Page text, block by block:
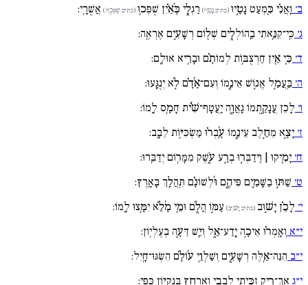
ב׳ וַֽאֲנִ֗י כִּ֖מְעַט נָטָ֣יוּ (כתיב נָטָ֣ויּ) רַגְלָ֑י כְּ֜אַ֗יִן שֻׁפְּכ֥וּ (כתיב שֻׁפְּכֻ֥ה) אֲשֻׁרָֽי:
ג׳ כִּֽי־קִנֵּ֥אתִי בַֽהוֹלְלִ֑ים שְׁל֖וֹם רְשָׁעִ֣ים אֶרְאֶֽה:
ד׳ כִּ֚י אֵ֖ין חַרְצֻבּ֥וֹת לְמוֹתָ֗ם וּבָרִ֥יא אוּלָֽם:
ה׳ בַּֽעֲמַ֣ל אֱנ֣וֹשׁ אֵינֵ֑מוֹ וְעִם־אָ֜דָ֗ם לֹ֣א יְנֻגָּֽעוּ:
ו׳ לָכֵן עֲנָקַ֣תְמוֹ גַֽאֲוָ֑ה יַֽעֲטָף־שִׁ֜֗ית חָמָ֥ס לָֽמוֹ:
ז׳ יָצָ֣א מֵחֵ֣לֶב עֵינֵ֑מוֹ עָֽ֜בְר֗וּ מַשְׂכִּיּ֥וֹת לֵבָֽב:
ח׳ יָמִ֚יקוּ | וִֽידַבְּר֣וּ בְרָ֣ע עֹ֑שֶׁק מִמָּר֥וֹם יְדַבֵּֽרוּ:
ט׳ שַׁתּ֣וּ בַשָּׁמַ֣יִם פִּיהֶ֑ם וּ֜לְשׁוֹנָ֗ם תִּֽהֲלַ֥ךְ בָּאָֽרֶץ:
י׳ לָכֵ֗ן יָשׁ֣וּב (כתיב יָשׁ֣יּב) עַמּ֣וֹ הֲלֹ֑ם וּמֵ֥י מָ֜לֵ֗א יִמָּ֥צוּ לָֽמוֹ:
י״א וְאָֽמְר֗וּ אֵיכָ֥ה יָֽדַע־אֵ֑ל וְיֵ֖שׁ דֵּעָ֣ה בְעֶלְיֽוֹן:
י״ב הִנֵּה־אֵ֥לֶּה רְשָׁעִ֑ים וְשַׁלְוֵ֥י ע֜וֹלָ֗ם הִשְׂגּוּ־חָֽיִל:
י״ג אַךְ־רִ֖יק זִכִּ֣יתִי לְבָבִ֑י וָֽאֶרְחַ֖ץ בְּנִקָּי֣וֹן כַּפָּֽי: